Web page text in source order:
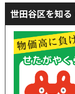
世田谷区を知る